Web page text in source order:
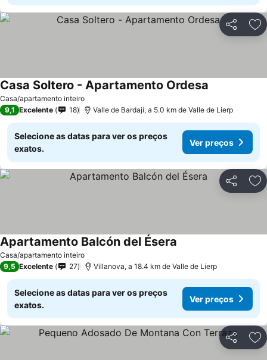
Partilhar
Casa/apartamento inteiro
Casa Soltero - Apartamento Ordesa
9,1 Excelente 18 Valle de Bardají, a 5.0 km de Valle de Lierp
Selecione as datas para ver os preços
exatos.
Ver preços
Partilhar
Casa/apartamento inteiro
Apartamento Balcón del Ésera
9,5 Excelente 27 Villanova, a 18.4 km de Valle de Lierp
Selecione as datas para ver os preços
exatos.
Ver preços
Partilhar